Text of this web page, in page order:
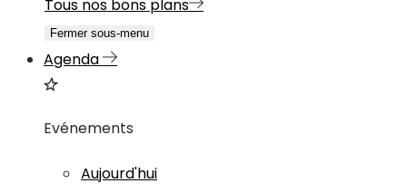
Tous nos bons plans
Fermer sous-menu
Agenda
Evénements
Aujourd'hui